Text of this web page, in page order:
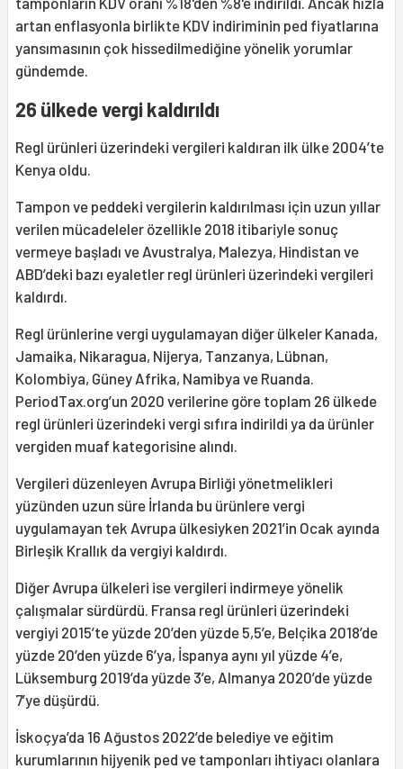
artan enflasyonla birlikte KDV indiriminin ped fiyatlarına
yansımasının çok hissedilmediğine yönelik yorumlar
gündemde.
26 ülkede vergi kaldırıldı
Regl ürünleri üzerindeki vergileri kaldıran ilk ülke 2004’te
Kenya oldu.
Tampon ve peddeki vergilerin kaldırılması için uzun yıllar
verilen mücadeleler özellikle 2018 itibariyle sonuç
vermeye başladı ve Avustralya, Malezya, Hindistan ve
ABD’deki bazı eyaletler regl ürünleri üzerindeki vergileri
kaldırdı.
Regl ürünlerine vergi uygulamayan diğer ülkeler Kanada,
Jamaika, Nikaragua, Nijerya, Tanzanya, Lübnan,
Kolombiya, Güney Afrika, Namibya ve Ruanda.
PeriodTax.org’un 2020 verilerine göre toplam 26 ülkede
regl ürünleri üzerindeki vergi sıfıra indirildi ya da ürünler
vergiden muaf kategorisine alındı.
Vergileri düzenleyen Avrupa Birliği yönetmelikleri
yüzünden uzun süre İrlanda bu ürünlere vergi
uygulamayan tek Avrupa ülkesiyken 2021’in Ocak ayında
Birleşik Krallık da vergiyi kaldırdı.
Diğer Avrupa ülkeleri ise vergileri indirmeye yönelik
çalışmalar sürdürdü. Fransa regl ürünleri üzerindeki
vergiyi 2015’te yüzde 20’den yüzde 5,5’e, Belçika 2018’de
yüzde 20’den yüzde 6’ya, İspanya aynı yıl yüzde 4’e,
Lüksemburg 2019’da yüzde 3’e, Almanya 2020’de yüzde
7’ye düşürdü.
İskoçya’da 16 Ağustos 2022’de belediye ve eğitim
kurumlarının hijyenik ped ve tamponları ihtiyacı olanlara